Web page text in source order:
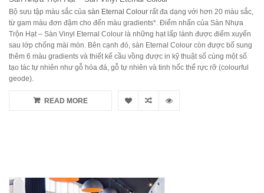
Bộ sưu tập màu sắc của sàn Eternal Colour rất đa dạng với hơn 20 màu sắc,
từ gam màu đơn đậm cho đến màu gradients*. Điểm nhấn của Sàn Nhựa
Trộn Hạt – Sàn Vinyl Eternal Colour là những hạt lấp lánh được điểm xuyến
sau lớp chống mài mòn. Bên cạnh đó, sàn Eternal Colour còn được bổ sung
thêm 6 màu gradients và thiết kế cầu vồng được in kỹ thuật số cùng một số
tạo tác tự nhiên như gỗ hóa đá, gỗ tự nhiên và tinh hốc thể rực rỡ (colourful
geode).
READ MORE